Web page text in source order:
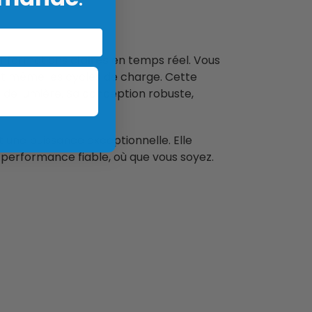
claires
en temps réel. Vous
même les cycles de charge. Cette
lumière. Sa conception robuste,
puissance exceptionnelle. Elle
fiable, où que vous soyez.